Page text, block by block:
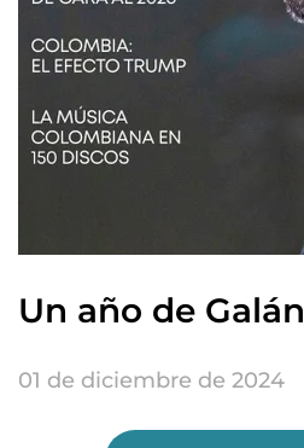
Un año de Galán
01 de diciembre de 2024